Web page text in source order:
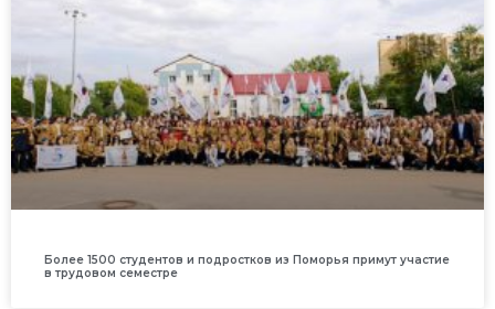
Более 1500 студентов и подростков из Поморья примут участие
в трудовом семестре